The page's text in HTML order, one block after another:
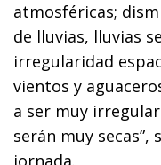
atmosféricas;
de lluvias, lluvias
irregularidad
vientos y
a ser muy
serán muy